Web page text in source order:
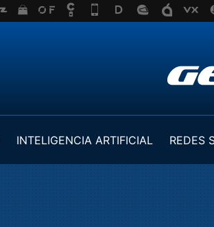
INTELIGENCIA ARTIFICIAL REDES